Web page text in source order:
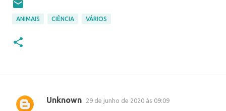
ANIMAIS CIÊNCIA VÁRIOS
C
Unknown 29 de junho de 2020 às 09:09